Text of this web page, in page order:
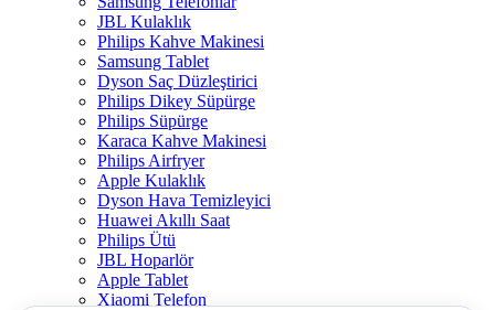
JBL Kulaklık
Philips Kahve Makinesi
Samsung Tablet
Dyson Saç Düzleştirici
Philips Dikey Süpürge
Philips Süpürge
Karaca Kahve Makinesi
Philips Airfryer
Apple Kulaklık
Dyson Hava Temizleyici
Huawei Akıllı Saat
Philips Ütü
JBL Hoparlör
Apple Tablet
Xiaomi Telefon